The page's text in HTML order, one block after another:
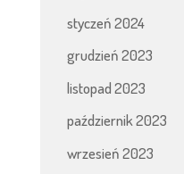
styczeń 2024
grudzień 2023
listopad 2023
październik 2023
wrzesień 2023